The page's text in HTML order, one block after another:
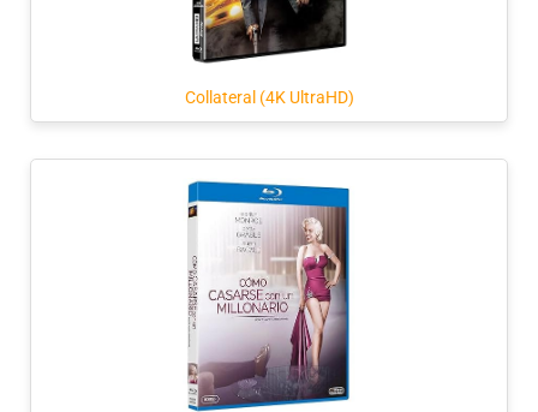
Collateral (4K UltraHD)